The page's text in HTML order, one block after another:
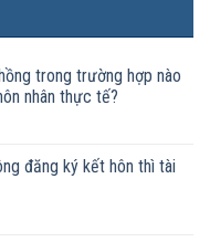
trong trường hợp nào
nhân thực tế?
đăng ký kết hôn thì tài